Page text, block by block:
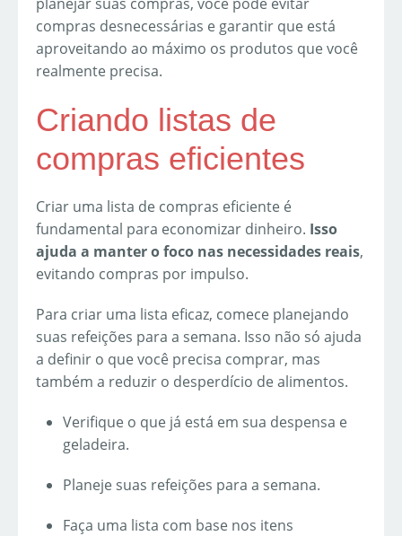
compras desnecessárias e garantir que está
aproveitando ao máximo os produtos que você
realmente precisa.
Criando listas de
compras eficientes
Criar uma lista de compras eficiente é
fundamental para economizar dinheiro. Isso
ajuda a manter o foco nas necessidades reais,
evitando compras por impulso.
Para criar uma lista eficaz, comece planejando
suas refeições para a semana. Isso não só ajuda
a definir o que você precisa comprar, mas
também a reduzir o desperdício de alimentos.
Verifique o que já está em sua despensa e
geladeira.
Planeje suas refeições para a semana.
Faça uma lista com base nos itens